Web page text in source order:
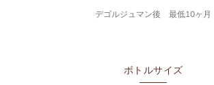
デゴルジュマン後 最低10ヶ月
ボトルサイズ